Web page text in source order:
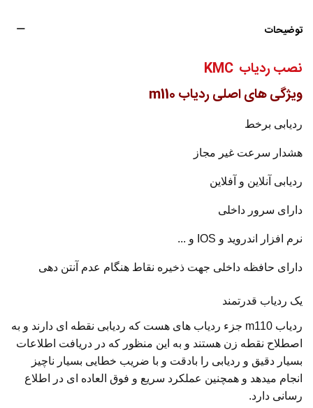
توضیحات
نصب ردیاب KMC
ویژگی های اصلی ردیاب m110
ردیابی برخط
هشدار سرعت غیر مجاز
ردیابی آنلاین و آفلاین
دارای سرور داخلی
نرم افزار اندروید و IOS و ...
دارای حافظه داخلی جهت ذخیره نقاط هنگام عدم آنتن دهی
یک ردیاب قدرتمند
ردیاب m110 جزء ردیاب های هست که ردیابی نقطه ای دارند و به
اصطلاح نقطه زن هستند و به این منظور که در دریافت اطلاعات
بسیار دقیق و ردیابی را بادقت و با ضریب خطایی بسیار ناچیز
انجام میدهد و همچنین عملکرد سریع و فوق العاده ای در اطلاع
رسانی دارد.